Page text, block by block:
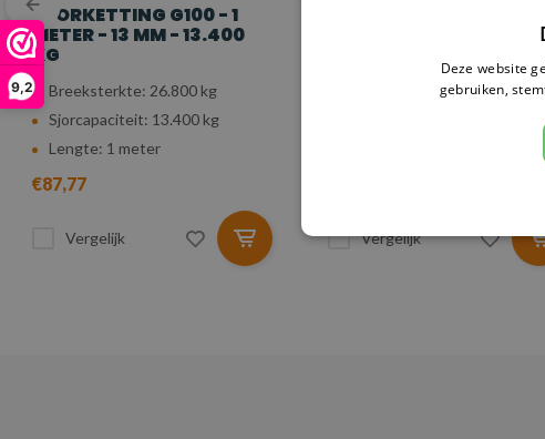
9,2
SJORKETTING G100 - 1
METER - 13 MM - 13.400
KG
Breeksterkte: 26.800 kg
Sjorcapaciteit: 13.400 kg
Lengte: 1 meter
€87,77
Vergelijk
Breeksterkte: 26.800 kg
Vergelijk
Deze website
gebruiken,